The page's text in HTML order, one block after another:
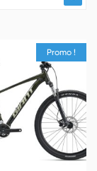
Promo !